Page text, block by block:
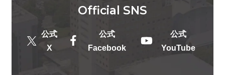
Official SNS
公式
X
公式
Facebook
公式
YouTube